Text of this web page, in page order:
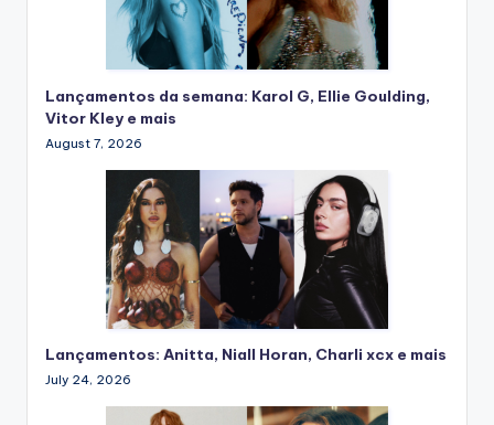
Lançamentos da semana: Karol G, Ellie Goulding,
Vitor Kley e mais
August 7, 2026
Lançamentos: Anitta, Niall Horan, Charli xcx e mais
July 24, 2026